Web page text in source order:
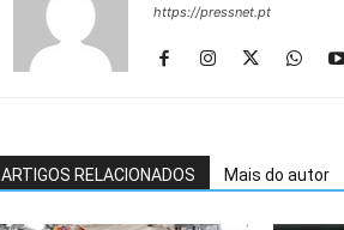
https://pressnet.pt
ARTIGOS RELACIONADOS Mais do autor